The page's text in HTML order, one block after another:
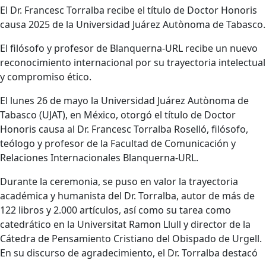
El Dr. Francesc Torralba recibe el título de Doctor Honoris
causa 2025 de la Universidad Juárez Autònoma de Tabasco.
El filósofo y profesor de Blanquerna-URL recibe un nuevo
reconocimiento internacional por su trayectoria intelectual
y compromiso ético.
El lunes 26 de mayo la Universidad Juárez Autònoma de
Tabasco (UJAT), en México, otorgó el título de Doctor
Honoris causa al Dr. Francesc Torralba Roselló, filósofo,
teólogo y profesor de la Facultad de Comunicación y
Relaciones Internacionales Blanquerna-URL.
Durante la ceremonia, se puso en valor la trayectoria
académica y humanista del Dr. Torralba, autor de más de
122 libros y 2.000 artículos, así como su tarea como
catedrático en la Universitat Ramon Llull y director de la
Cátedra de Pensamiento Cristiano del Obispado de Urgell.
En su discurso de agradecimiento, el Dr. Torralba destacó